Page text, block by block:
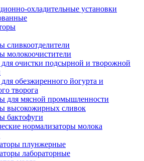
охладительные установки
сливкоотделители
молокоочистители
для очистки подсырной и творожной
обезжиренного йогурта и
творога
для мясной промышленности
высокожирных сливок
бактофуги
нормализаторы молока
плунжерные
лабораторные